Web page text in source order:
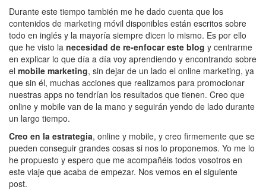
Durante este tiempo también me he dado cuenta que los
contenidos de marketing móvil disponibles están escritos sobre
todo en inglés y la mayoría siempre dicen lo mismo. Es por ello
que he visto la necesidad de re-enfocar este blog y centrarme
en explicar lo que día a día voy aprendiendo y encontrando sobre
el mobile marketing, sin dejar de un lado el online marketing, ya
que sin él, muchas acciones que realizamos para promocionar
nuestras apps no tendrían los resultados que tienen. Creo que
online y mobile van de la mano y seguirán yendo de lado durante
un largo tiempo.
Creo en la estrategia, online y mobile, y creo firmemente que se
pueden conseguir grandes cosas si nos lo proponemos. Yo me lo
he propuesto y espero que me acompañéis todos vosotros en
este viaje que acaba de empezar. Nos vemos en el siguiente
post.